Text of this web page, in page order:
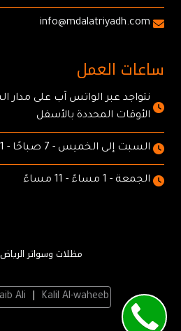
info@mdalatriyadh.com
ساعات العمل
نتواجد عبر الواتس آب على مدار
الأوقات المحددة بالأسفل
السبت إلى الخميس - 7 صباحًا - 11 مساءً
الجمعة - 1 مساءً - 11 مساءً
مظلات وسواتر الرياض ©
Ali Kalil Al-waheeb